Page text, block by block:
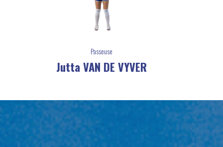
Réceptionneuse / Attaquante
Peyton WILHITE